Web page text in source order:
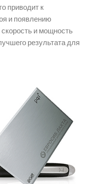
приводит к
и появлению
и мощность
результата для